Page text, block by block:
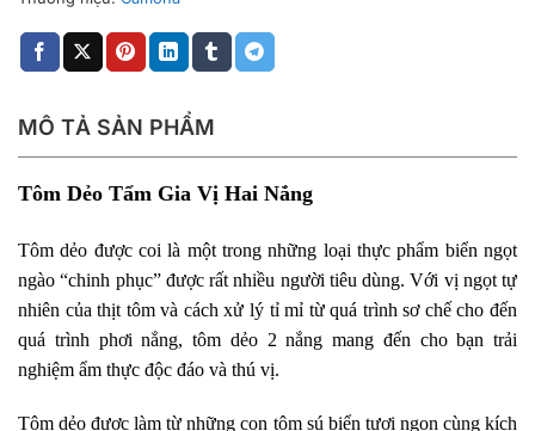
MÔ TẢ SẢN PHẨM
Tôm Dẻo Tẩm Gia Vị Hai Nắng
Tôm dẻo được coi là một trong những loại thực phẩm biển ngọt
ngào “chinh phục” được rất nhiều người tiêu dùng. Với vị ngọt tự
nhiên của thịt tôm và cách xử lý tỉ mỉ từ quá trình sơ chế cho đến
quá trình phơi nắng, tôm dẻo 2 nắng mang đến cho bạn trải
nghiệm ẩm thực độc đáo và thú vị.
Tôm dẻo được làm từ những con tôm sú biển tươi ngon cùng kích